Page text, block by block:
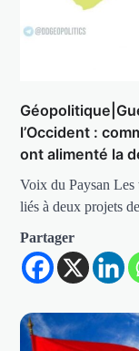
l’Occident :
ont alimenté la
Voix du Paysan Les
liés à deux projets
Partager